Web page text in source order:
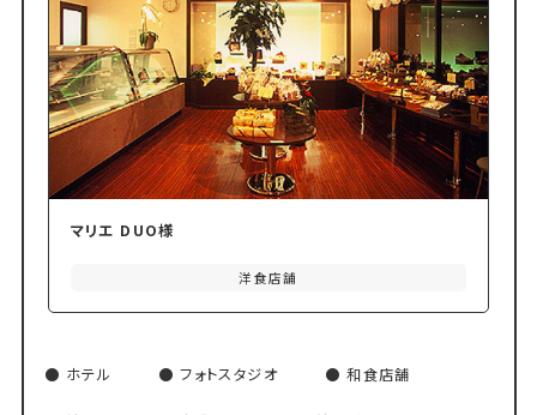
マリエ DUO様
洋食店舗
ホテル フォトスタジオ 和食店舗